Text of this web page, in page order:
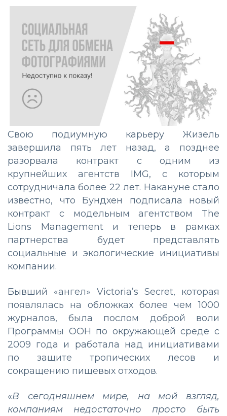
Свою подиумную карьеру Жизель
завершила пять лет назад, а позднее
разорвала контракт с одним из
крупнейших агентств IMG, с которым
сотрудничала более 22 лет. Накануне стало
известно, что Бундхен подписала новый
контракт с модельным агентством The
Lions Management и теперь в рамках
партнерства будет представлять
социальные и экологические инициативы
компании.
Бывший «ангел» Victoria’s Secret, которая
появлялась на обложках более чем 1000
журналов, была послом доброй воли
Программы ООН по окружающей среде с
2009 года и работала над инициативами
по защите тропических лесов и
сокращению пищевых отходов.
«В сегодняшнем мире, на мой взгляд,
компаниям недостаточно просто быть